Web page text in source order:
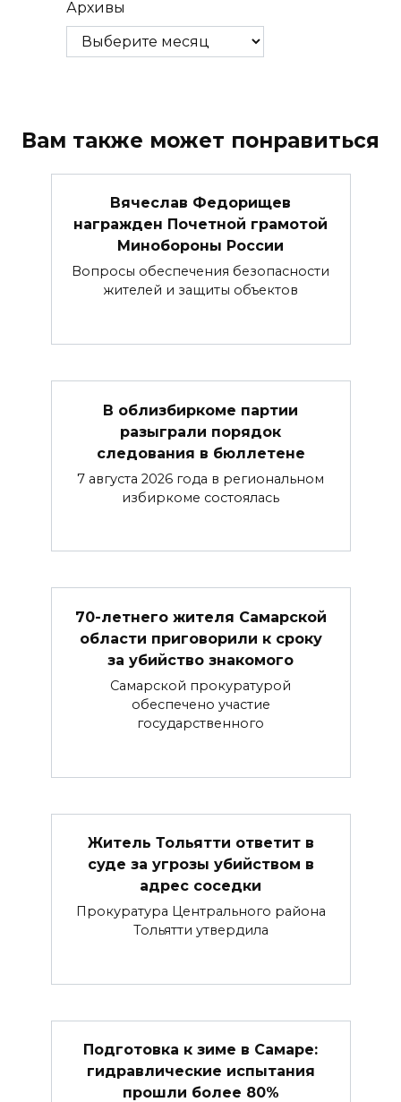
Архивы
Вам также может понравиться
Вячеслав Федорищев
награжден Почетной грамотой
Минобороны России
Вопросы обеспечения безопасности
жителей и защиты объектов
В облизбиркоме партии
разыграли порядок
следования в бюллетене
7 августа 2026 года в региональном
избиркоме состоялась
70-летнего жителя Самарской
области приговорили к сроку
за убийство знакомого
Самарской прокуратурой
обеспечено участие
государственного
Житель Тольятти ответит в
суде за угрозы убийством в
адрес соседки
Прокуратура Центрального района
Тольятти утвердила
Подготовка к зиме в Самаре:
гидравлические испытания
прошли более 80%